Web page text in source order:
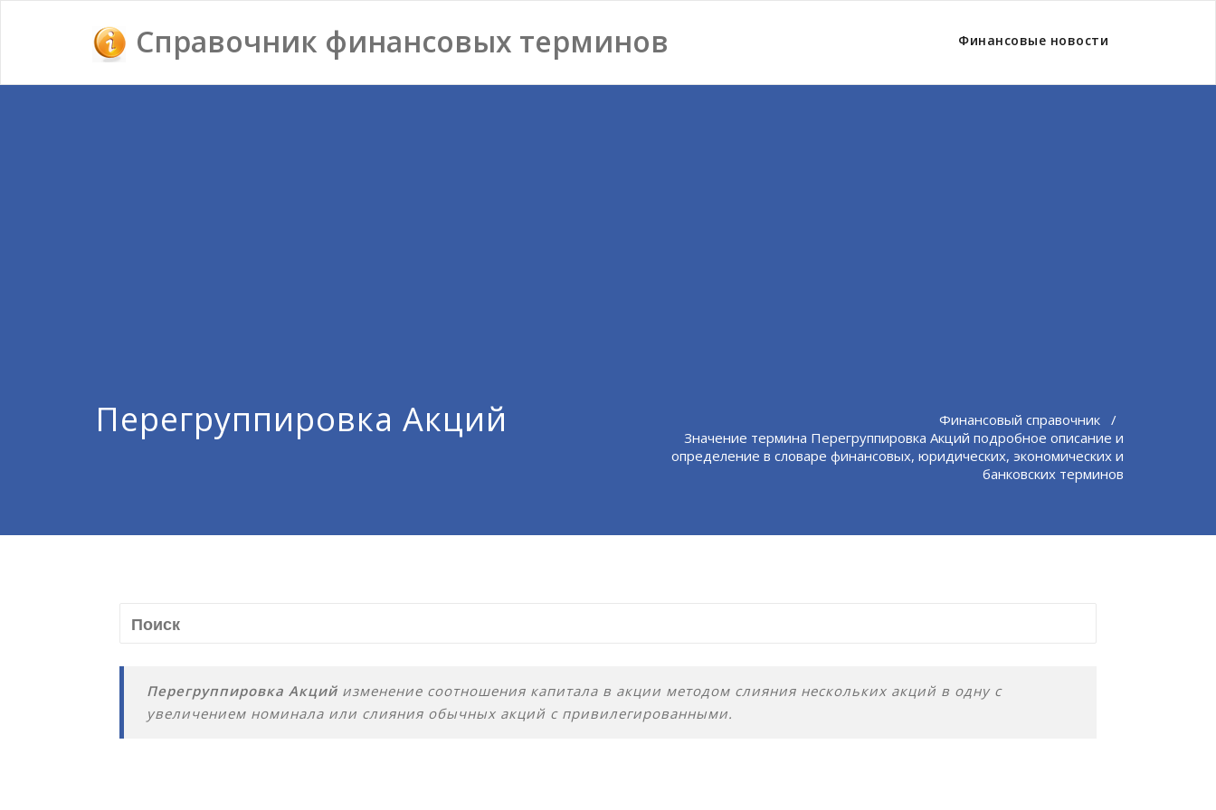
Справочник финансовых терминов Финансовые новости
Перегруппировка Акций Финансовый справочник /
Значение термина Перегруппировка Акций подробное описание и
определение в словаре финансовых, юридических, экономических и
банковских терминов
Перегруппировка Акцийизменение соотношения капитала в акции методом слияния нескольких акций в одну с
увеличением номинала или слияния обычных акций с привилегированными.